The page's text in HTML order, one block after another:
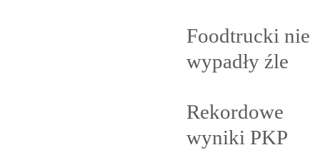
Foodtrucki nie
wypadły źle
Rekordowe
wyniki PKP